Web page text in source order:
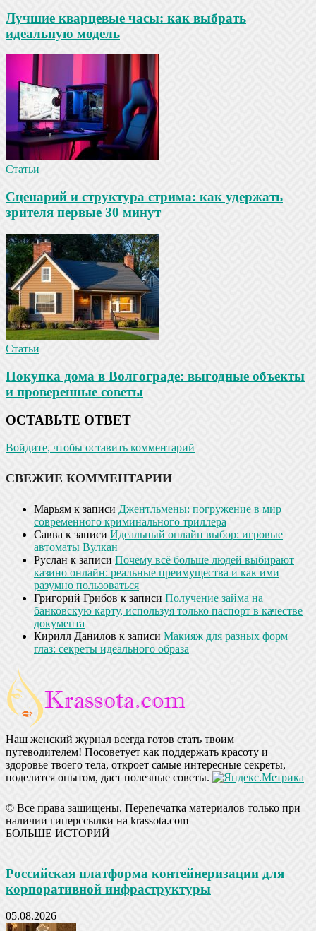
Лучшие кварцевые часы: как выбрать
идеальную модель
Статьи
Сценарий и структура стрима: как удержать
зрителя первые 30 минут
Статьи
Покупка дома в Волгограде: выгодные объекты
и проверенные советы
ОСТАВЬТЕ ОТВЕТ
Войдите, чтобы оставить комментарий
СВЕЖИЕ КОММЕНТАРИИ
Марьям к записи Джентльмены: погружение в мир
современного криминального триллера
Савва к записи Идеальный онлайн выбор: игровые
автоматы Вулкан
Руслан к записи Почему всё больше людей выбирают
казино онлайн: реальные преимущества и как ими
разумно пользоваться
Григорий Грибов к записи Получение займа на
банковскую карту, используя только паспорт в качестве
документа
Кирилл Данилов к записи Макияж для разных форм
глаз: секреты идеального образа
Наш женский журнал всегда готов стать твоим
путеводителем! Посоветует как поддержать красоту и
здоровье твоего тела, откроет самые интересные секреты,
поделится опытом, даст полезные советы.
© Все права защищены. Перепечатка материалов только при
наличии гиперссылки на krassota.com
БОЛЬШЕ ИСТОРИЙ
Российская платформа контейнеризации для
корпоративной инфраструктуры
05.08.2026